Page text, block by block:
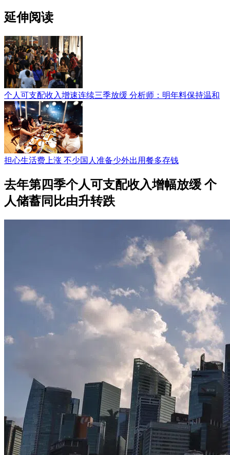
延伸阅读
个人可支配收入增速连续三季放缓 分析师：明年料保持温和
担心生活费上涨 不少国人准备少外出用餐多存钱
去年第四季个人可支配收入增幅放缓 个
人储蓄同比由升转跌